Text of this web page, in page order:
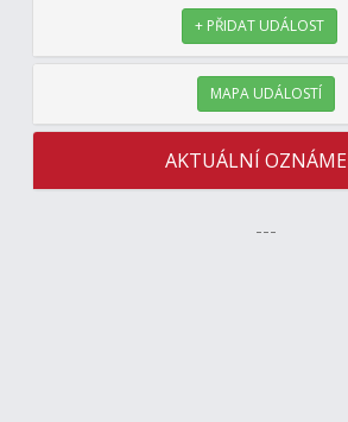
+ PŘIDAT UDÁLOST
MAPA UDÁLOSTÍ
AKTUÁLNÍ
---